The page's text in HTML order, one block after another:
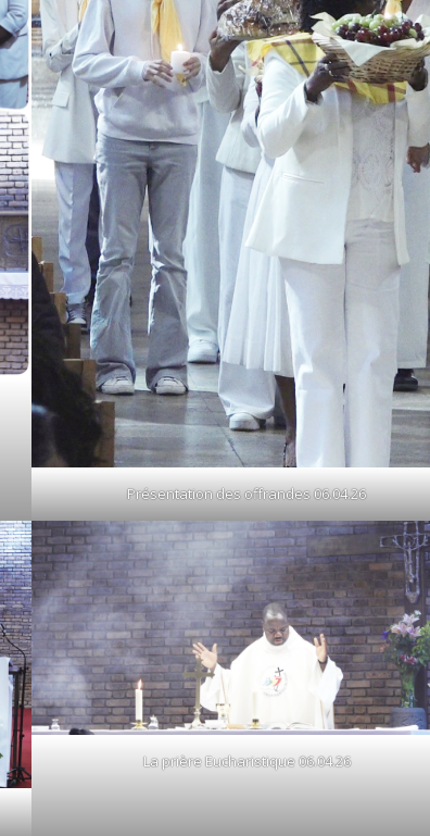
Présentation des offrandes 06.04.26
La prière Eucharistique 06.04.26